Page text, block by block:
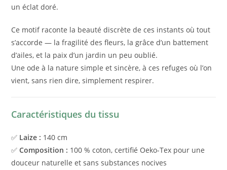
un éclat doré.
Ce motif raconte la beauté discrète de ces instants où tout
s’accorde — la fragilité des fleurs, la grâce d’un battement
d’ailes, et la paix d’un jardin un peu oublié.
Une ode à la nature simple et sincère, à ces refuges où l’on
vient, sans rien dire, simplement respirer.
Caractéristiques du tissu
✅ Laize : 140 cm
✅Composition : 100 % coton, certifié Oeko-Tex pour une
douceur naturelle et sans substances nocives